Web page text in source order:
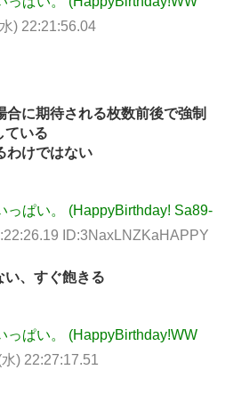
) 22:21:56.04
に期待される枚数前後で強制
ている
わけではない
っぱい。 (HappyBirthday! Sa89-
ID:3NaxLNZKaHAPPY
い、すぐ飽きる
っぱい。 (HappyBirthday!WW
) 22:27:17.51